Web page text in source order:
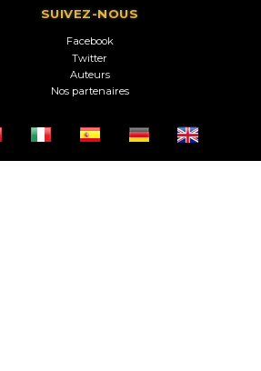
SUIVEZ-NOUS
Facebook
Twitter
Auteurs
Nos partenaires